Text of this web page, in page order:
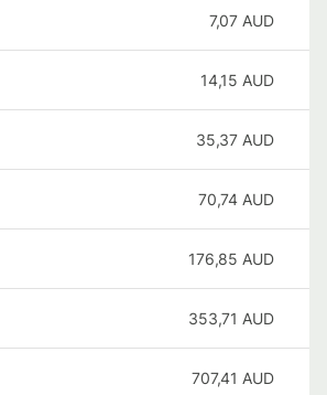
7,07 AUD
14,15 AUD
35,37 AUD
70,74 AUD
176,85 AUD
353,71 AUD
707,41 AUD